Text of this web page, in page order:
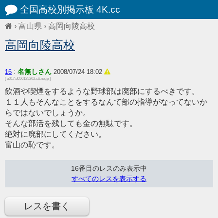
全国高校別掲示板 4K.cc
› 富山県 › 高岡向陵高校
高岡向陵高校
16 : 名無しさん 2008/07/24 18:02
[ u017.d050125202.ctt.ne.jp ]
飲酒や喫煙をするような野球部は廃部にするべきです。
１１人もそんなことをするなんて部の指導がなってないか
らではないでしょうか。
そんな部活を残しても金の無駄です。
絶対に廃部にしてください。
富山の恥です。
16番目のレスのみ表示中
すべてのレスを表示する
レスを書く